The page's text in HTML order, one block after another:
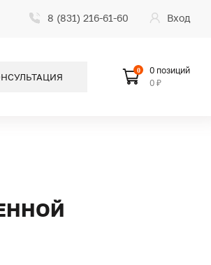
8 (831) 216-61-60 Вход
0
0 позиций
0 ₽